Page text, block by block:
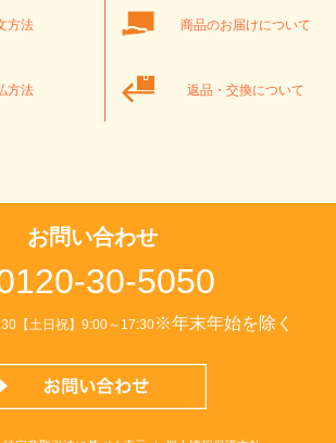
方法 商品のお届けについて
方法 返品・交換について
お問い合わせ
30-5050
【土日祝】9:00～17:30※年末年始を除く